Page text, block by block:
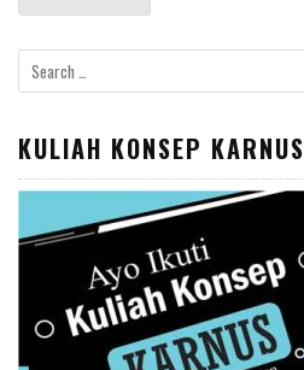
Search
for:
KULIAH KONSEP KARNUS